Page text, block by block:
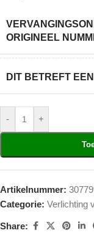
ORIGINEEL
DIT BETREFT
- +
Artikelnummer:
Categorie: Verlichting
Share: